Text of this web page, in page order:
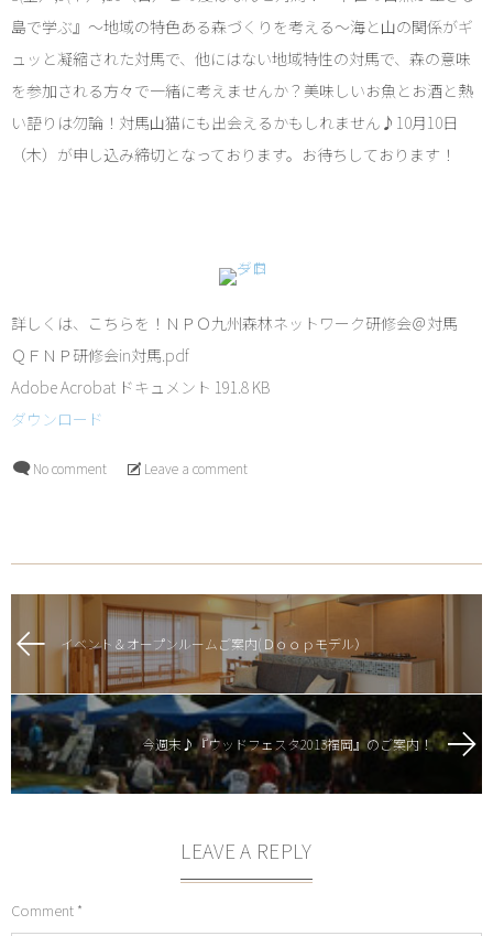
島で学ぶ』～地域の特色ある森づくりを考える～海と山の関係がギ
ュッと凝縮された対馬で、他にはない地域特性の対馬で、森の意味
を参加される方々で一緒に考えませんか？美味しいお魚とお酒と熱
い語りは勿論！対馬山猫にも出会えるかもしれません♪10月10日
（木）が申し込み締切となっております。お待ちしております！
詳しくは、こちらを！ＮＰＯ九州森林ネットワーク研修会＠対馬
ＱＦＮＰ研修会in対馬.pdf
Adobe Acrobat ドキュメント 191.8 KB
ダウンロード
No comment Leave a comment
イベント＆オープンルームご案内(Ｄｏｏｐモデル）
今週末♪『ウッドフェスタ2013福岡』のご案内！
LEAVE A REPLY
Comment *